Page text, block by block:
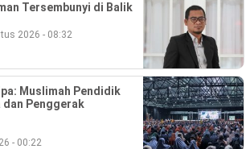
Tersembunyi di Balik
2026 - 08:32
Muslimah Pendidik
dan Penggerak
- 00:22